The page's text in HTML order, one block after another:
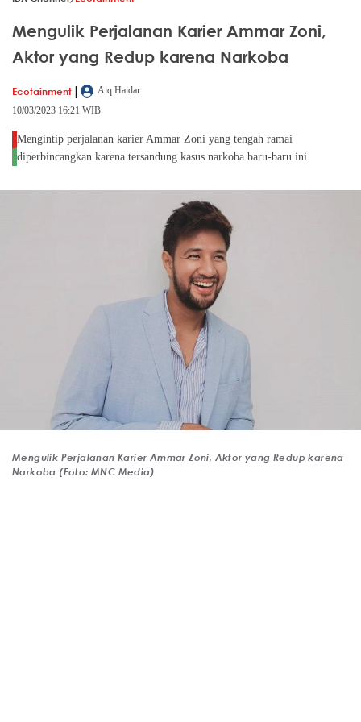
Mengulik Perjalanan Karier Ammar Zoni,
Aktor yang Redup karena Narkoba
Ecotainment |
Aiq Haidar
10/03/2023 16:21 WIB
Mengintip perjalanan karier Ammar Zoni yang tengah ramai
diperbincangkan karena tersandung kasus narkoba baru-baru ini.
Mengulik Perjalanan Karier Ammar Zoni, Aktor yang Redup karena
Narkoba (Foto: MNC Media)